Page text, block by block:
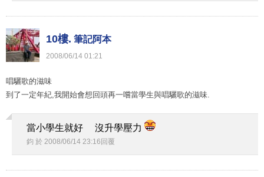
10樓. 筆記阿本
2008/06/14 01:21
唱驪歌的滋味
到了一定年紀,我開始會想回頭再一嚐當學生與唱驪歌的滋味.
當小學生就好 沒升學壓力
鈞 於 2008/06/14 23:16 回覆